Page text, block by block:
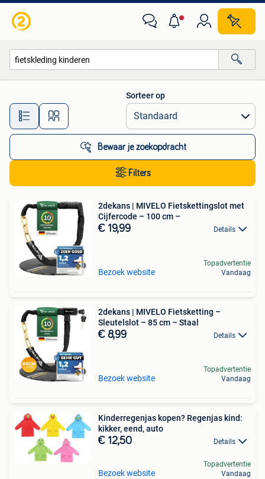
Alle afstanden…
Sorteer op
Bewaar je zoekopdracht
Filters
2dekans | MIVELO Fietskettingslot met
Cijfercode – 100 cm –
€ 19,99 Details
Bezoek website
Topadvertentie
Vandaag
2dekans | MIVELO Fietsketting –
Sleutelslot – 85 cm – Staal
€ 8,99 Details
Bezoek website
Topadvertentie
Vandaag
Kinderregenjas kopen? Regenjas kind:
kikker, eend, auto
€ 12,50 Details
Bezoek website
Topadvertentie
Vandaag